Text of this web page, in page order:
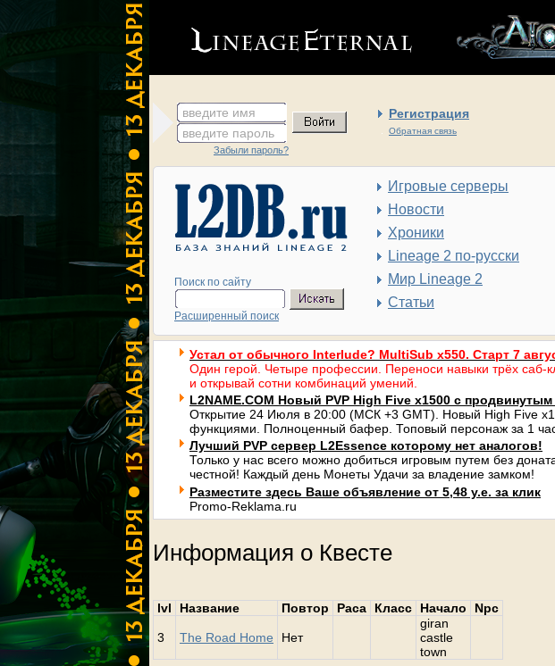
введите имя Регистрация
Обратная связь
введите пароль
Забыли пароль?
Поиск по сайту
Расширенный поиск
Игровые серверы
Новости
Хроники
Lineage 2 по-русски
Мир Lineage 2
Статьи
Устал от обычного Interlude? MultiSub x550. Старт 7
Один герой. Четыре профессии. Переноси навыки трёх саб-
и открывай сотни комбинаций умений.
L2NAME.COM Новый PVP High Five x1500 с
Открытие 24 Июля в 20:00 (МСК +3 GMT). Новый High Five
функциями. Полноценный бафер. Топовый персонаж за 1
Лучший PVP сервер L2Essence которому нет аналогов!
Только у нас всего можно добиться игровым путем без
честной! Каждый день Монеты Удачи за владение замком!
Разместите здесь Ваше объявление от 5,48 у.е. за клик
Promo-Reklama.ru
Информация о Квесте
lvl Название Повтор Раса Класс Начало Npc
3 The Road Home Нет
giran
castle
town